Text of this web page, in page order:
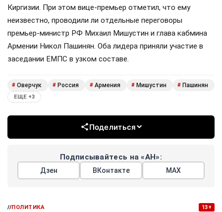
Киргизии. При этом вице-премьер отметил, что ему
неизвестно, проводили ли отдельные переговоры
премьер-министр РФ Михаил Мишустин и глава кабмина
Армении Никол Пашинян. Оба лидера приняли участие в
заседании ЕМПС в узком составе.
# Оверчук # Россия # Армения # Мишустин # Пашинян
ЕЩЕ +3
Поделиться
Подписывайтесь на «АН»:
Дзен ВКонтакте МАХ
//ПОЛИТИКА 13+